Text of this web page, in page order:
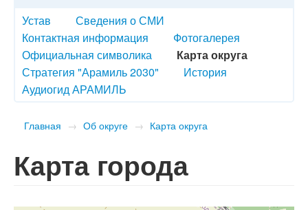
Устав
Сведения о СМИ
Контактная информация
Фотогалерея
Официальная символика
Карта округа
Стратегия "Арамиль 2030"
История
Аудиогид АРАМИЛЬ
Главная → Об округе → Карта округа
Карта города